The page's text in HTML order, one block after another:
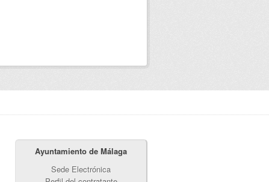
Ayuntamiento de Málaga
Sede Electrónica